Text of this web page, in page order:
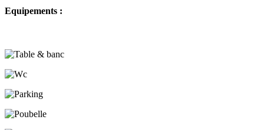
Equipements :